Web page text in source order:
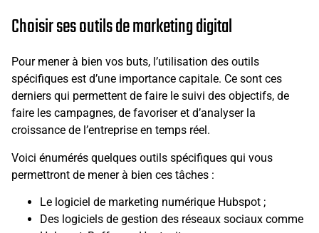
Choisir ses outils de marketing digital
Pour mener à bien vos buts, l’utilisation des outils
spécifiques est d’une importance capitale. Ce sont ces
derniers qui permettent de faire le suivi des objectifs, de
faire les campagnes, de favoriser et d’analyser la
croissance de l’entreprise en temps réel.
Voici énumérés quelques outils spécifiques qui vous
permettront de mener à bien ces tâches :
Le logiciel de marketing numérique Hubspot ;
Des logiciels de gestion des réseaux sociaux comme